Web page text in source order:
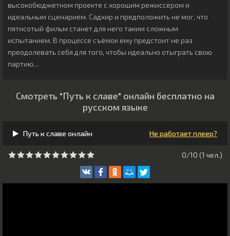
высокобюджетном проекте с хорошим режиссёром и
идеальным сценарием. Садхир и предположить не мог, что
пятисотый фильм станет для него таким сложным
испытанием. В процессе съёмок ему предстоит не раз
преодолевать себя для того, чтобы идеально отыграть свою
партию…
Смотреть "Путь к славе" онлайн бесплатно на
русском языке
Путь к славе онлайн Не работает плеер?
0/10 (1 чeл.)